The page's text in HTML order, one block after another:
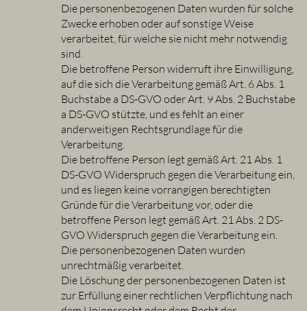
Die personenbezogenen Daten wurden für solche
Zwecke erhoben oder auf sonstige Weise
verarbeitet, für welche sie nicht mehr notwendig
sind.
Die betroffene Person widerruft ihre Einwilligung,
auf die sich die Verarbeitung gemäß Art. 6 Abs. 1
Buchstabe a DS-GVO oder Art. 9 Abs. 2 Buchstabe
a DS-GVO stützte, und es fehlt an einer
anderweitigen Rechtsgrundlage für die
Verarbeitung.
Die betroffene Person legt gemäß Art. 21 Abs. 1
DS-GVO Widerspruch gegen die Verarbeitung ein,
und es liegen keine vorrangigen berechtigten
Gründe für die Verarbeitung vor, oder die
betroffene Person legt gemäß Art. 21 Abs. 2 DS-
GVO Widerspruch gegen die Verarbeitung ein.
Die personenbezogenen Daten wurden
unrechtmäßig verarbeitet.
Die Löschung der personenbezogenen Daten ist
zur Erfüllung einer rechtlichen Verpflichtung nach